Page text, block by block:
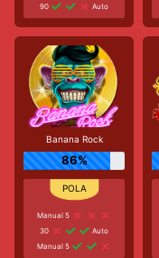
90
Auto
Banana Rock
86%
Manual 5
30
Auto
Manual 5